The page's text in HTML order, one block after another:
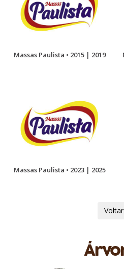
Massas Paulista • 2015 | 2019
Massas Paulista • 2023 | 2025
Voltar